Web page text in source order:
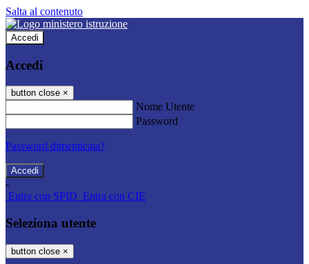
Salta al contenuto
Accedi
Accedi
button close ×
Nome Utente
Password
Password dimenticata?
-
Entra con SPID Entra con CIE
Seleziona utente
button close ×